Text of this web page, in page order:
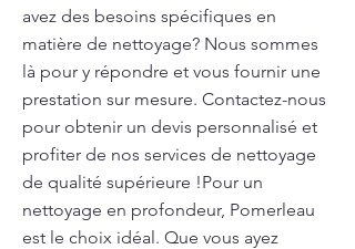
avez des besoins spécifiques en
matière de nettoyage? Nous sommes
là pour y répondre et vous fournir une
prestation sur mesure. Contactez-nous
pour obtenir un devis personnalisé et
profiter de nos services de nettoyage
de qualité supérieure !Pour un
nettoyage en profondeur, Pomerleau
est le choix idéal. Que vous ayez